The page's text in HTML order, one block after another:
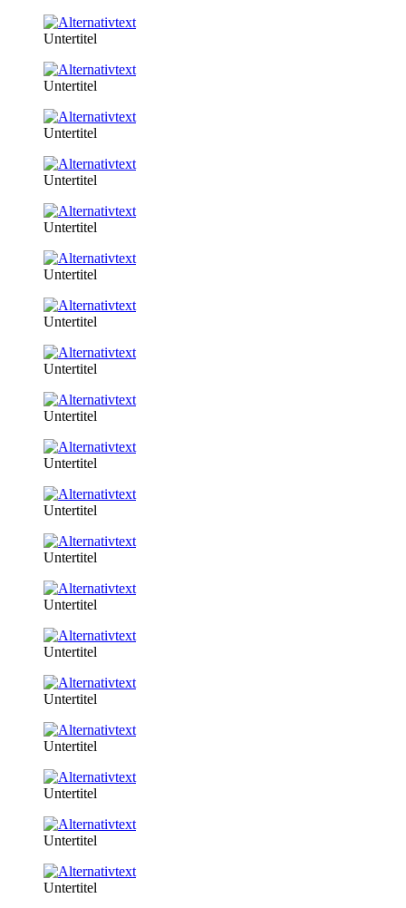
Untertitel
Untertitel
Untertitel
Untertitel
Untertitel
Untertitel
Untertitel
Untertitel
Untertitel
Untertitel
Untertitel
Untertitel
Untertitel
Untertitel
Untertitel
Untertitel
Untertitel
Untertitel
Untertitel